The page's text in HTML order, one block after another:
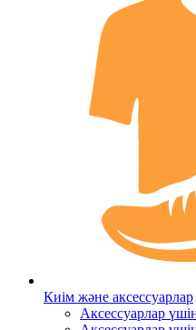
Киім және аксессуарлар
Аксессуарлар